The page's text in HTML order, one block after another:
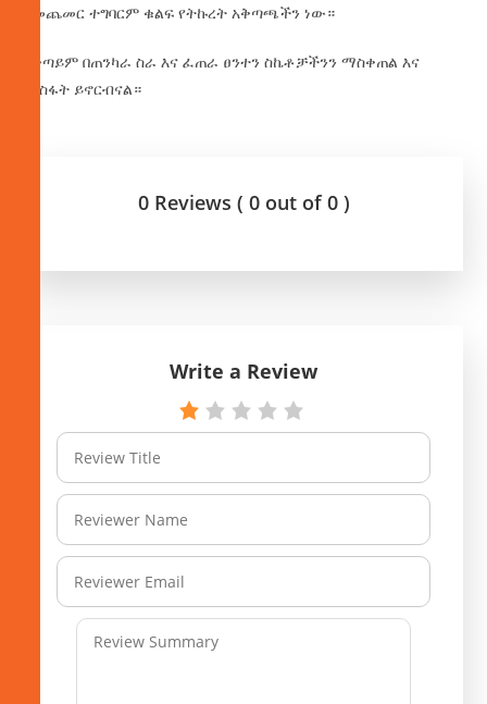
የመጨመር ተግባርም ቁልፍ የትኩረት አቅጣጫችን ነው።
በቀጣይም በጠንካራ ስራ እና ፈጠራ ፀንተን ስኬቶቻችንን ማስቀጠል እና
ማስፋት ይኖርብናል።
0 Reviews ( 0 out of 0 )
Write a Review